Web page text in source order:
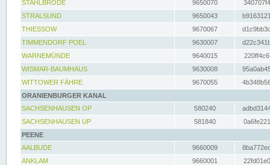
STAHLBRODE
9650070
STRALSUND
9650043
THIESSOW
9670067
TIMMENDORF POEL
9630007
WARNEMÜNDE
9640015
WISMAR-BAUMHAUS
9630008
WITTOWER FÄHRE
9670055
ORANIENBURGER KANAL
SACHSENHAUSEN OP
580240
SACHSENHAUSEN UP
581840
PEENE
AALBUDE
9660009
ANKLAM
9660001